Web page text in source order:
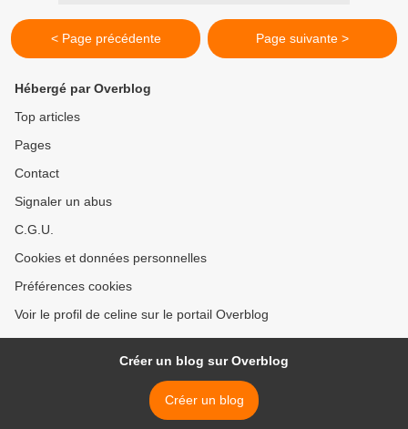
< Page précédente Page suivante >
Hébergé par Overblog
Top articles
Pages
Contact
Signaler un abus
C.G.U.
Cookies et données personnelles
Préférences cookies
Voir le profil de celine sur le portail Overblog
Créer un blog sur Overblog
Créer un blog